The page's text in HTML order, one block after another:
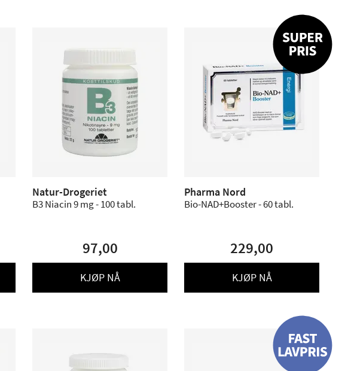
Natur-Drogeriet
B3 Niacin 9 mg - 100 tabl.
97,00
KJØP NÅ
Pharma Nord
Bio-NAD+Booster - 60 tabl.
229,00
KJØP NÅ